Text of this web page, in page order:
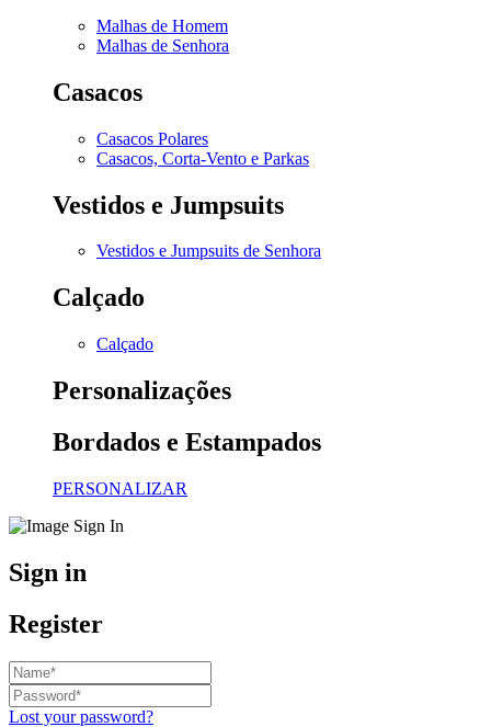
Malhas de Homem
Malhas de Senhora
Casacos
Casacos Polares
Casacos, Corta-Vento e Parkas
Vestidos e Jumpsuits
Vestidos e Jumpsuits de Senhora
Calçado
Calçado
Personalizações
Bordados e Estampados
PERSONALIZAR
Sign in
Register
Lost your password?